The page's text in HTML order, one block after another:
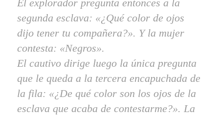
El explorador pregunta entonces a la
segunda esclava: «¿Qué color de ojos
dijo tener tu compañera?». Y la mujer
contesta: «Negros».
El cautivo dirige luego la única pregunta
que le queda a la tercera encapuchada de
la fila: «¿De qué color son los ojos de la
esclava que acaba de contestarme?». La